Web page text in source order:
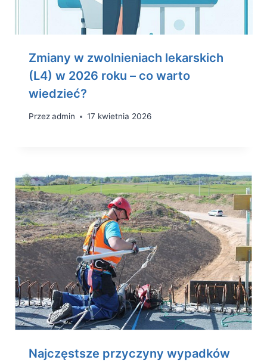
Zmiany w zwolnieniach lekarskich
(L4) w 2026 roku – co warto
wiedzieć?
Przezadmin 17 kwietnia 2026
Najczęstsze przyczyny wypadków